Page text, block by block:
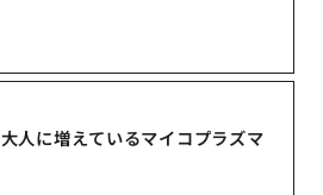
人に増えているマイコプラズマ